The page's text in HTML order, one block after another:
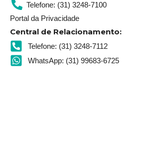
Telefone: (31) 3248-7100
Portal da Privacidade
Central de Relacionamento:
Telefone: (31) 3248-7112
WhatsApp: (31) 99683-6725